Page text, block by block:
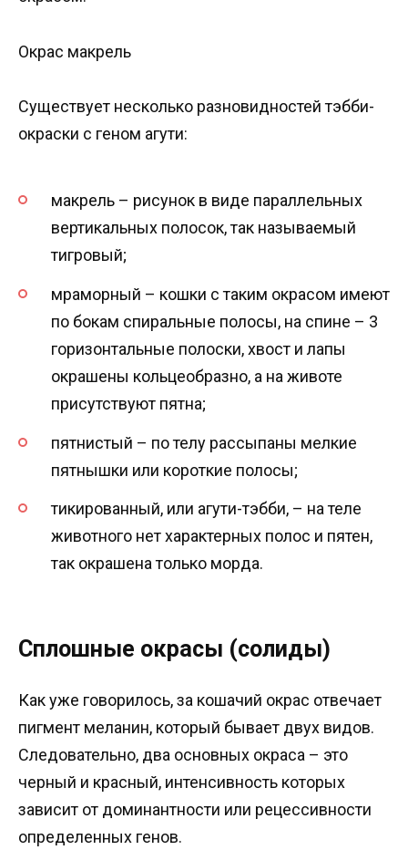
Окрас макрель
Существует несколько разновидностей тэбби-
окраски с геном агути:
макрель – рисунок в виде параллельных
вертикальных полосок, так называемый
тигровый;
мраморный – кошки с таким окрасом имеют
по бокам спиральные полосы, на спине – 3
горизонтальные полоски, хвост и лапы
окрашены кольцеобразно, а на животе
присутствуют пятна;
пятнистый – по телу рассыпаны мелкие
пятнышки или короткие полосы;
тикированный, или агути-тэбби, – на теле
животного нет характерных полос и пятен,
так окрашена только морда.
Сплошные окрасы (солиды)
Как уже говорилось, за кошачий окрас отвечает
пигмент меланин, который бывает двух видов.
Следовательно, два основных окраса – это
черный и красный, интенсивность которых
зависит от доминантности или рецессивности
определенных генов.